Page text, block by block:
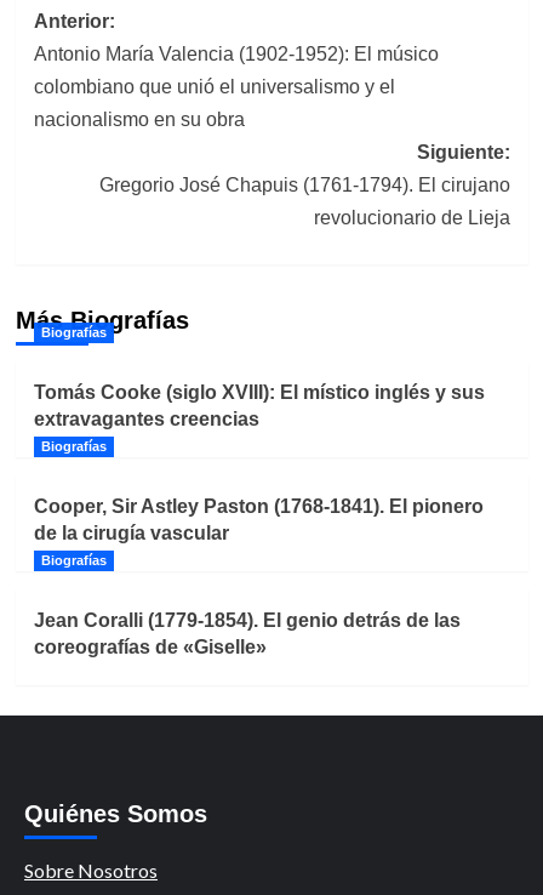
Navegación
de
entradas
Anterior:
Antonio María Valencia (1902-1952): El músico
colombiano que unió el universalismo y el
nacionalismo en su obra
Siguiente:
Gregorio José Chapuis (1761-1794). El cirujano
revolucionario de Lieja
Más Biografías
Biografías
Tomás Cooke (siglo XVIII): El místico inglés y sus
extravagantes creencias
Biografías
Cooper, Sir Astley Paston (1768-1841). El pionero
de la cirugía vascular
Biografías
Jean Coralli (1779-1854). El genio detrás de las
coreografías de «Giselle»
Quiénes Somos
Sobre Nosotros